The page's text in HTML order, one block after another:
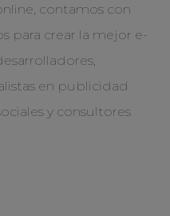
contamos con
para crear la mejor e-
en publicidad
y consultores